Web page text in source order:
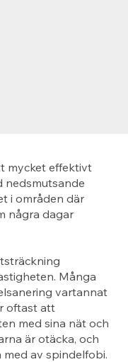
mycket effektivt
nedsmutsande
i områden där
några dagar
Många
vartannat
oftast att
med sina nät och
är otäcka, och
med av spindelfobi.